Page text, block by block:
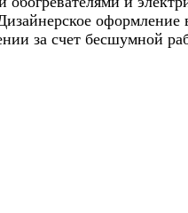
за счет бесшумной